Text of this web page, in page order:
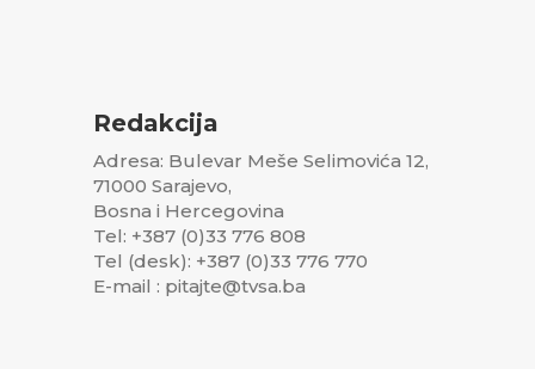
Redakcija
Adresa: Bulevar Meše Selimovića 12,
71000 Sarajevo,
Bosna i Hercegovina
Tel: +387 (0)33 776 808
Tel (desk): +387 (0)33 776 770
E-mail : pitajte@tvsa.ba